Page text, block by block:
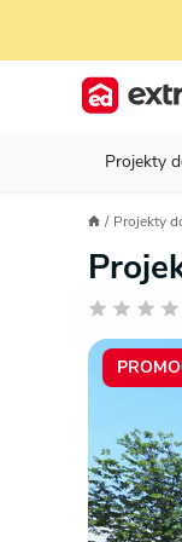
Projekty
Projekty